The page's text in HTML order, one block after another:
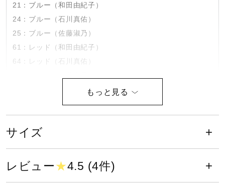
健康／エクササイズ
メディカル
セール
21：ブルー（和田由紀子）
24：ブルー（石川真佑）
25：ブルー（佐藤淑乃）
61：レッド（和田由紀子）
64：レッド（石川真佑）
ポリエステル100％
日本製
サイズ
レビュー★4.5 (4件)